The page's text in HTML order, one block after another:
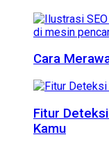
Cara
Fitur
Kamu